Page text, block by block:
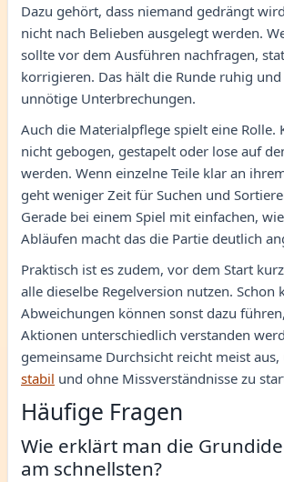
Dazu gehört, dass niemand gedrängt
nicht nach Belieben ausgelegt werden.
sollte vor dem Ausführen nachfragen,
korrigieren. Das hält die Runde ruhig
unnötige Unterbrechungen.
Auch die Materialpflege spielt eine Rolle.
nicht gebogen, gestapelt oder lose auf
werden. Wenn einzelne Teile klar an
geht weniger Zeit für Suchen und
Gerade bei einem Spiel mit einfachen,
Abläufen macht das die Partie deutlich
Praktisch ist es zudem, vor dem Start
alle dieselbe Regelversion nutzen. Schon
Abweichungen können sonst dazu
Aktionen unterschiedlich verstanden
gemeinsame Durchsicht reicht meist
stabil und ohne Missverständnisse zu
Häufige Fragen
Wie erklärt man die
am schnellsten?